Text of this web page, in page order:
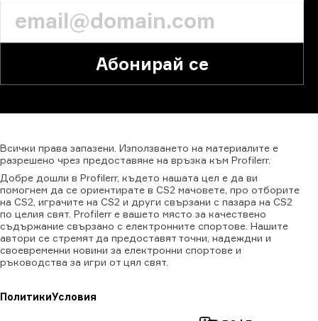
Абонирай се
Всички права запазени. Използването на материалите е
разрешено чрез предоставяне на връзка към Profilerr.
Добре дошли в Profilerr, където нашата цел е да ви
помогнем да се ориентирате в CS2 мачовете, про отборите
на CS2, играчите на CS2 и други свързани с пазара на CS2
по целия свят. Profilerr е вашето място за качествено
съдържание свързано с електронните спортове. Нашите
автори се стремят да предоставят точни, надеждни и
своевременни новини за електронни спортове и
ръководства за игри от цял свят.
ПолитикиУсловия